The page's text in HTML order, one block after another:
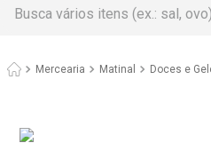
Mercearia Matinal Doces e